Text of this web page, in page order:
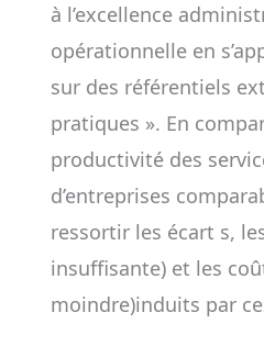
à l’excellence
opérationnelle en
sur des référentiels
pratiques ». En
productivité des
d’entreprises
ressortir les écart s,
insuffisante) et les
moindre)induits par